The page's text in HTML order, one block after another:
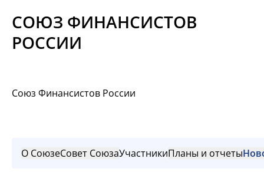
Материалы
СОЮЗ ФИНАНСИСТОВ
РОССИИ
Союз Финансистов России
О СоюзеСовет СоюзаУчастникиПланы и отчеты